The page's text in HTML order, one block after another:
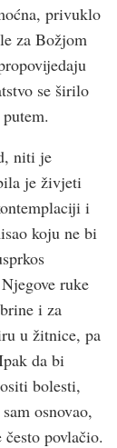
privuklo
za Božjom
se širilo
niti je
je živjeti
i
koju ne bi
ruke
i za
u žitnice, pa
da bi
bolesti,
osnovao,
povlačio.